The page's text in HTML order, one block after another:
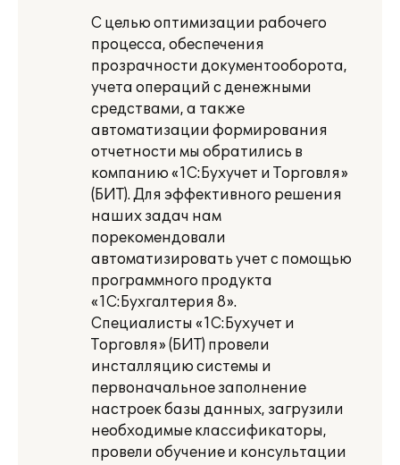
С целью оптимизации рабочего
процесса, обеспечения
прозрачности документооборота,
учета операций с денежными
средствами, а также
автоматизации формирования
отчетности мы обратились в
компанию «1С:Бухучет и Торговля»
(БИТ). Для эффективного решения
наших задач нам
порекомендовали
автоматизировать учет с помощью
программного продукта
«1С:Бухгалтерия 8».
Специалисты «1С:Бухучет и
Торговля» (БИТ) провели
инсталляцию системы и
первоначальное заполнение
настроек базы данных, загрузили
необходимые классификаторы,
провели обучение и консультации